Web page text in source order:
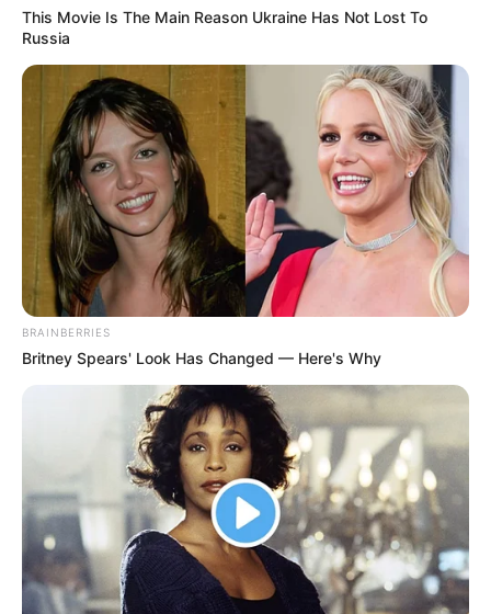
This Movie Is The Main Reason Ukraine Has Not Lost To
Russia
BRAINBERRIES
Britney Spears' Look Has Changed — Here's Why